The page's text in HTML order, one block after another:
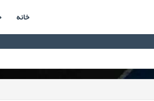
خانه